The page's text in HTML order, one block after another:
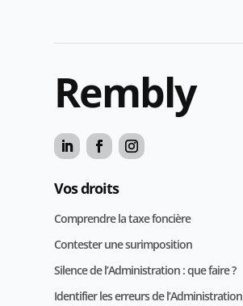
Rembly
Vos droits
Comprendre la taxe foncière
Contester une surimposition
Silence de l’Administration : que faire ?
Identifier les erreurs de l’Administration